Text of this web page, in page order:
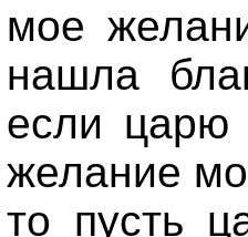
мое
нашла
если царю
желание
то пусть